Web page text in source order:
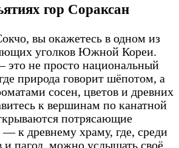
гор Сораксан
вы окажетесь в одном из
уголков Южной Кореи.
не просто национальный
природа говорит шёпотом, а
сосен, цветов и древних
к вершинам по канатной
потрясающие
к древнему храму, где, среди
и пагод, можно услышать своё